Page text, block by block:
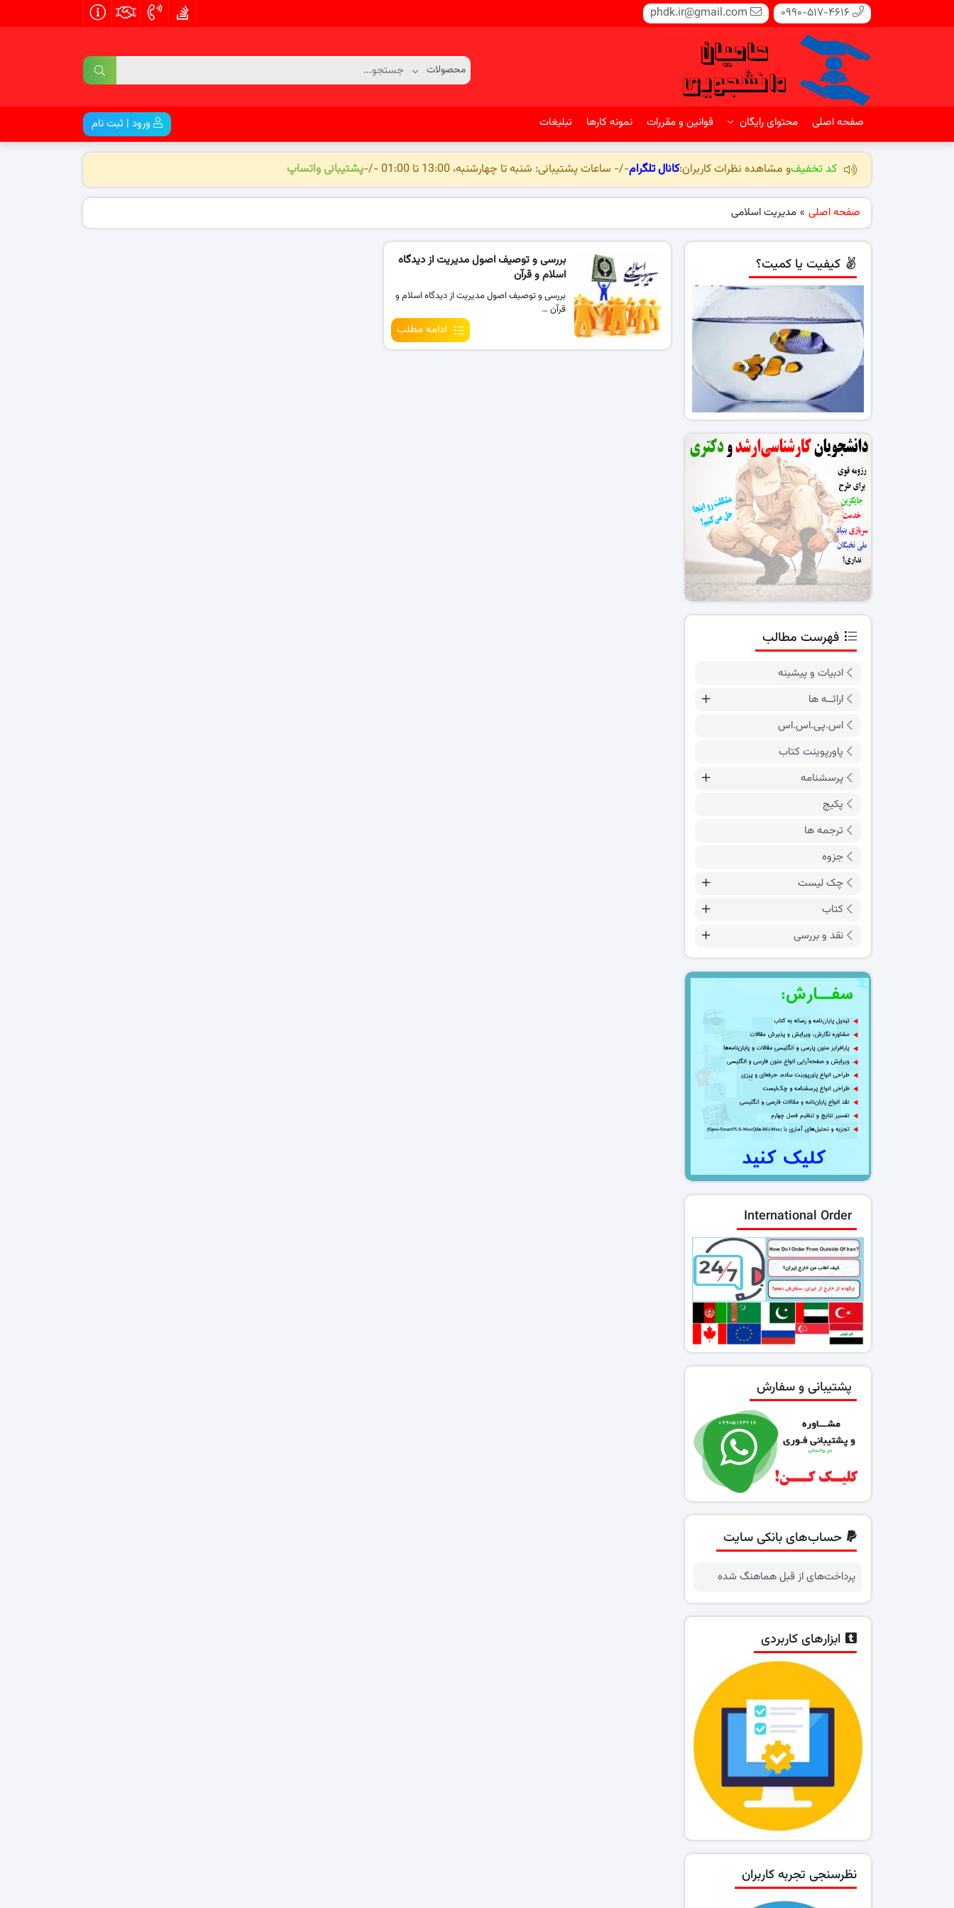
0990-517-4616
phdk.ir@gmail.com
صفحه اصلی محتوای رایگان قوانین و مقررات نمونه کارها تبلیغات ورود | ثبت نام
کد تخفیفو مشاهده نظرات کاربران:کانال تلگرام-/- ساعات پشتیبانی: شنبه تا چهارشنبه، 13:00 تا 01:00 -/- پشتیبانی واتساپ
صفحه اصلی » مدیریت اسلامی
بررسی و توصیف اصول مدیریت از دیدگاه
اسلام و قرآن
بررسی و توصیف اصول مدیریت از دیدگاه اسلام و
قرآن …
ادامه مطلب
کیفیت یا کمیت؟
فهرست مطالب
ادبیات و پیشینه
ارائــه ها
اس.پی.اس.اس
پاورپوینت کتاب
پرسشنامه
پکیج
ترجمه ها
جزوه
چک لیست
کتاب
نقد و بررسی
International Order
پشتیبانی و سفارش
حساب‌های بانکی سایت
پرداخت‌های از قبل هماهنگ شده
ابزارهای کاربردی
نظرسنجی تجربه کاربران